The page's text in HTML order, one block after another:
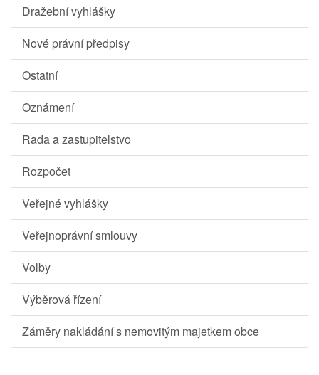
Dražební vyhlášky
Nové právní předpisy
Ostatní
Oznámení
Rada a zastupitelstvo
Rozpočet
Veřejné vyhlášky
Veřejnoprávní smlouvy
Volby
Výběrová řízení
Záměry nakládání s nemovitým majetkem obce